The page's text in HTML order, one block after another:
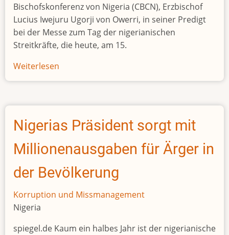
Bischofskonferenz von Nigeria (CBCN), Erzbischof
Lucius Iwejuru Ugorji von Owerri, in seiner Predigt
bei der Messe zum Tag der nigerianischen
Streitkräfte, die heute, am 15.
Weiterlesen
AFRIKA/NIGERIA
Vorsitzender
Bischofskonferenz:
ist
außer
Kontrolle
geraten
Nigerias Präsident sorgt mit
Millionenausgaben für Ärger in
der Bevölkerung
Korruption und Missmanagement
Nigeria
spiegel.de Kaum ein halbes Jahr ist der nigerianische